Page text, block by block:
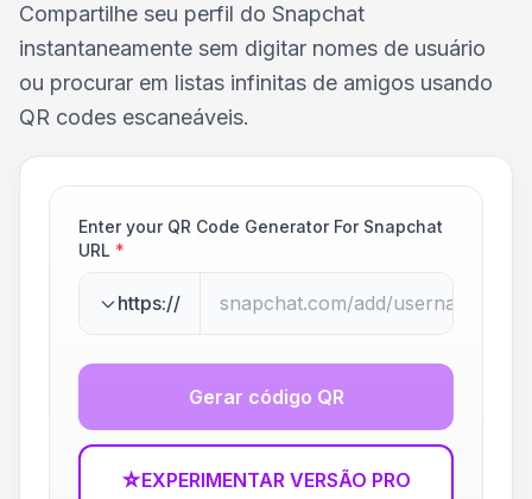
Compartilhe seu perfil do Snapchat
instantaneamente sem digitar nomes de usuário
ou procurar em listas infinitas de amigos usando
QR codes escaneáveis.
Enter your QR Code Generator For Snapchat
URL *
https://
Gerar código QR
☆EXPERIMENTAR VERSÃO PRO